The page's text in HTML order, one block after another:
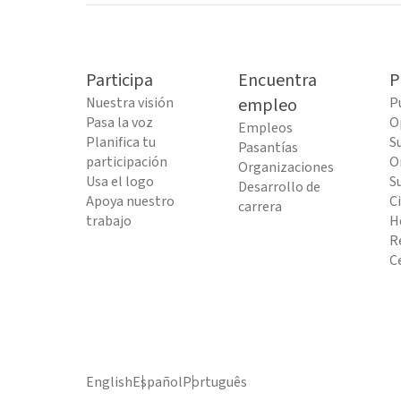
Participa
Nuestra visión
Pasa la voz
Planifica tu
participación
Usa el logo
Apoya nuestro
trabajo
Encuentra
empleo
Empleos
Pasantías
Organizaciones
Desarrollo de
carrera
EnglishEspañolPortuguês